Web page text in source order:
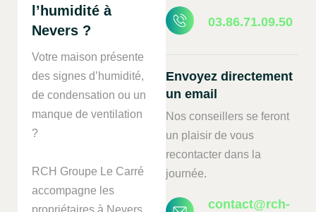
l’humidité à
Nevers ?
Votre maison présente
des signes d’humidité,
de condensation ou un
manque de ventilation
?
RCH Groupe Le Carré
accompagne les
03.86.71.09.50
Envoyez directement
un email
Nos conseillers se feront
un plaisir de vous
recontacter dans la
journée.
contact@rch-